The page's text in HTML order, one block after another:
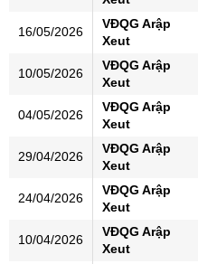
16/05/2026
VĐQG Arập
Xeut
10/05/2026
VĐQG Arập
Xeut
04/05/2026
VĐQG Arập
Xeut
29/04/2026
VĐQG Arập
Xeut
24/04/2026
VĐQG Arập
Xeut
10/04/2026
VĐQG Arập
Xeut